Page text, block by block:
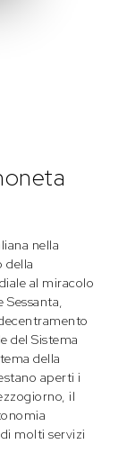
nella
della
al miracolo
Sessanta,
del Sistema
della
aperti i
il
molti servizi